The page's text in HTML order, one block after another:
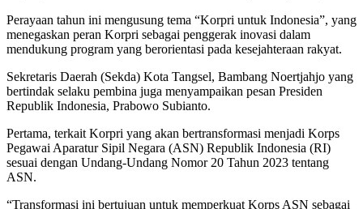
Perayaan tahun ini mengusung tema “Korpri untuk Indonesia”, yang
menegaskan peran Korpri sebagai penggerak inovasi dalam
mendukung program yang berorientasi pada kesejahteraan rakyat.
Sekretaris Daerah (Sekda) Kota Tangsel, Bambang Noertjahjo yang
bertindak selaku pembina juga menyampaikan pesan Presiden
Republik Indonesia, Prabowo Subianto.
Pertama, terkait Korpri yang akan bertransformasi menjadi Korps
Pegawai Aparatur Sipil Negara (ASN) Republik Indonesia (RI)
sesuai dengan Undang-Undang Nomor 20 Tahun 2023 tentang
ASN.
“Transformasi ini bertujuan untuk memperkuat Korps ASN sebagai